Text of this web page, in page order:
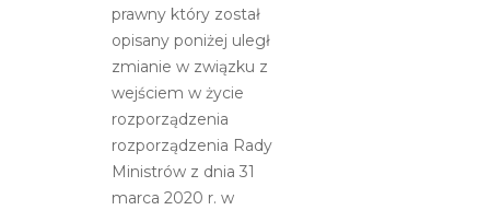
prawny który został
opisany poniżej uległ
zmianie w związku z
wejściem w życie
rozporządzenia
rozporządzenia Rady
Ministrów z dnia 31
marca 2020 r. w